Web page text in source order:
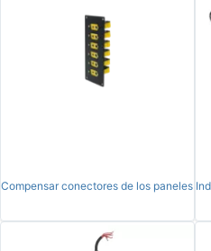
Compensar conectores de los paneles